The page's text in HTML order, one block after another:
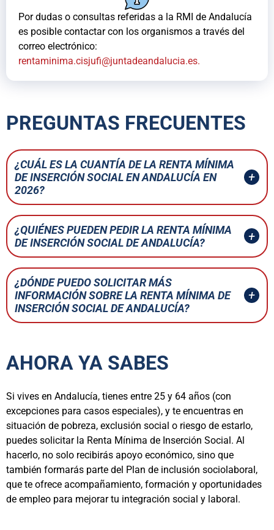
Por dudas o consultas referidas a la RMI de Andalucía
es posible contactar con los organismos a través del
correo electrónico:
rentaminima.cisjufi@juntadeandalucia.es.
PREGUNTAS FRECUENTES
¿CUÁL ES LA CUANTÍA DE LA RENTA MÍNIMA
DE INSERCIÓN SOCIAL EN ANDALUCÍA EN
2026?
¿QUIÉNES PUEDEN PEDIR LA RENTA MÍNIMA
DE INSERCIÓN SOCIAL DE ANDALUCÍA?
¿DÓNDE PUEDO SOLICITAR MÁS
INFORMACIÓN SOBRE LA RENTA MÍNIMA DE
INSERCIÓN SOCIAL DE ANDALUCÍA?
AHORA YA SABES
Si vives en Andalucía, tienes entre 25 y 64 años (con
excepciones para casos especiales), y te encuentras en
situación de pobreza, exclusión social o riesgo de estarlo,
puedes solicitar la Renta Mínima de Inserción Social. Al
hacerlo, no solo recibirás apoyo económico, sino que
también formarás parte del Plan de inclusión sociolaboral,
que te ofrece acompañamiento, formación y oportunidades
de empleo para mejorar tu integración social y laboral.